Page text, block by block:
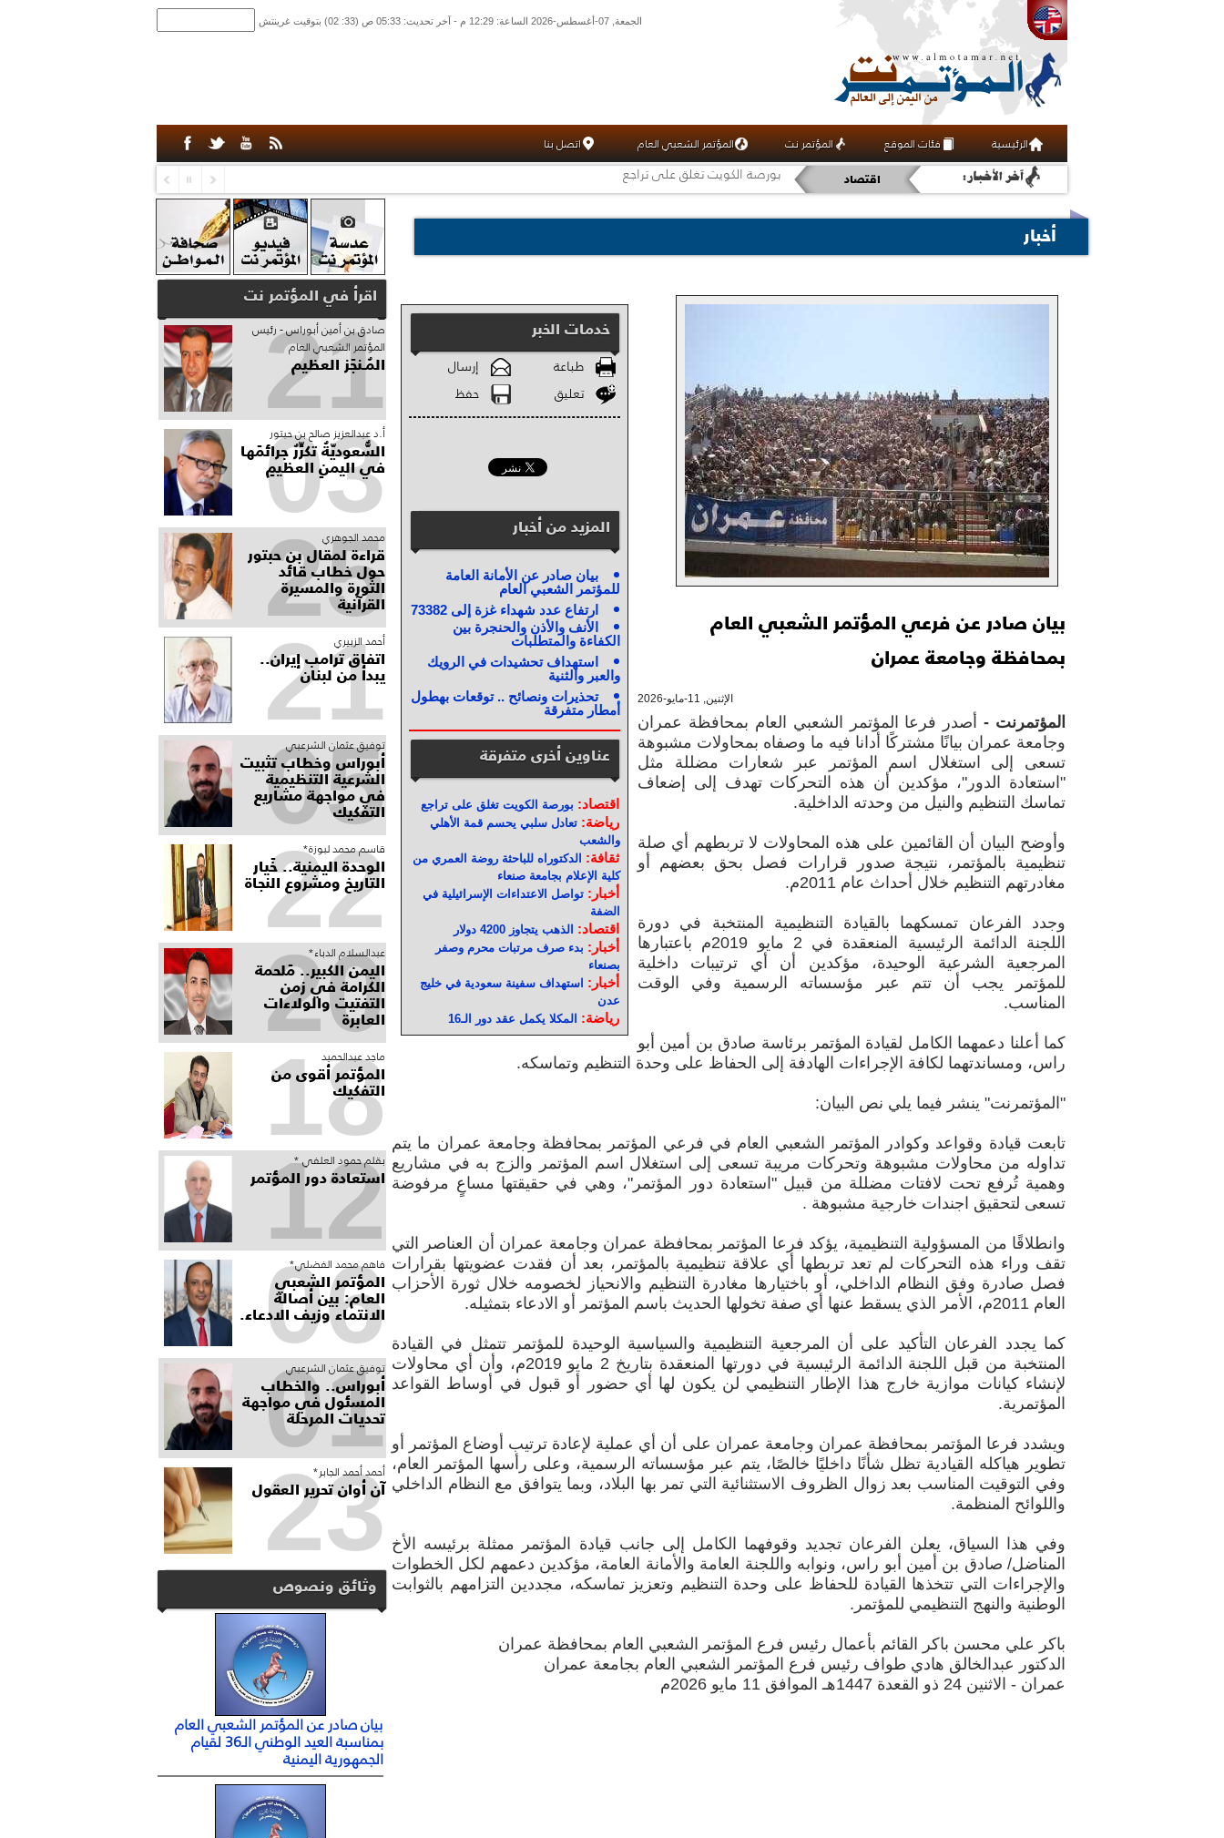
الجمعة, 07-أغسطس-2026 الساعة: 12:29 م - آخر تحديث: 05:33 ص (33: 02) بتوقيت غرينتش
الرئيسية فئات الموقع المؤتمر نت المؤتمر الشعبي العام اتصل بنا
رياضة
عربي ودولي
اقتصاد
بورصة الكويت تغلق على تراجع
أخبار
خدمات الخبر
طباعة
إرسال
تعليق
حفظ
المزيد من أخبار
بيان صادر عن الأمانة العامة
للمؤتمر الشعبي العام
ارتفاع عدد شهداء غزة إلى 73382
الأنف والأذن والحنجرة بين
الكفاءة والمتطلبات
استهداف تحشيدات في الرويك
والعبر والثنية
تحذيرات ونصائح .. توقعات بهطول
أمطار متفرقة
عناوين أخرى متفرقة
اقتصاد: بورصة الكويت تغلق على تراجع
رياضة:تعادل سلبي يحسم قمة الأهلي
والشعب
ثقافة: الدكتوراه للباحثة روضة العمري من
كلية الإعلام بجامعة صنعاء
أخبار:تواصل الاعتداءات الإسرائيلية في
الضفة
اقتصاد: الذهب يتجاوز 4200 دولار
أخبار: بدء صرف مرتبات محرم وصفر
بصنعاء
أخبار: استهداف سفينة سعودية في خليج
عدن
رياضة: المكلا يكمل عقد دور الـ16
بيان صادر عن فرعي المؤتمر الشعبي العام
بمحافظة وجامعة عمران
الإثنين, 11-مايو-2026
المؤتمرنت -
أصدر فرعا المؤتمر الشعبي العام بمحافظة عمران
وجامعة عمران بيانًا مشتركًا أدانا فيه ما وصفاه بمحاولات مشبوهة
تسعى إلى استغلال اسم المؤتمر عبر شعارات مضللة مثل
"استعادة الدور"، مؤكدين أن هذه التحركات تهدف إلى إضعاف
تماسك التنظيم والنيل من وحدته الداخلية.
وأوضح البيان أن القائمين على هذه المحاولات لا تربطهم أي صلة
تنظيمية بالمؤتمر، نتيجة صدور قرارات فصل بحق بعضهم أو
مغادرتهم التنظيم خلال أحداث عام 2011م.
وجدد الفرعان تمسكهما بالقيادة التنظيمية المنتخبة في دورة
اللجنة الدائمة الرئيسية المنعقدة في 2 مايو 2019م باعتبارها
المرجعية الشرعية الوحيدة، مؤكدين أن أي ترتيبات داخلية
للمؤتمر يجب أن تتم عبر مؤسساته الرسمية وفي الوقت
المناسب.
كما أعلنا دعمهما الكامل لقيادة المؤتمر برئاسة صادق بن أمين أبو
راس، ومساندتهما لكافة الإجراءات الهادفة إلى الحفاظ على وحدة التنظيم وتماسكه.
"المؤتمرنت" ينشر فيما يلي نص البيان:
تابعت قيادة وقواعد وكوادر المؤتمر الشعبي العام في فرعي المؤتمر بمحافظة وجامعة عمران ما يتم
تداوله من محاولات مشبوهة وتحركات مريبة تسعى إلى استغلال اسم المؤتمر والزج به في مشاريع
وهمية تُرفع تحت لافتات مضللة من قبيل "استعادة دور المؤتمر"، وهي في حقيقتها مساعٍ مرفوضة
تسعى لتحقيق اجندات خارجية مشبوهة .
وانطلاقًا من المسؤولية التنظيمية، يؤكد فرعا المؤتمر بمحافظة عمران وجامعة عمران أن العناصر التي
تقف وراء هذه التحركات لم تعد تربطها أي علاقة تنظيمية بالمؤتمر، بعد أن فقدت عضويتها بقرارات
فصل صادرة وفق النظام الداخلي، أو باختيارها مغادرة التنظيم والانحياز لخصومه خلال ثورة الأحزاب
العام 2011م، الأمر الذي يسقط عنها أي صفة تخولها الحديث باسم المؤتمر أو الادعاء بتمثيله.
كما يجدد الفرعان التأكيد على أن المرجعية التنظيمية والسياسية الوحيدة للمؤتمر تتمثل في القيادة
المنتخبة من قبل اللجنة الدائمة الرئيسية في دورتها المنعقدة بتاريخ 2 مايو 2019م، وأن أي محاولات
لإنشاء كيانات موازية خارج هذا الإطار التنظيمي لن يكون لها أي حضور أو قبول في أوساط القواعد
المؤتمرية.
ويشدد فرعا المؤتمر بمحافظة عمران وجامعة عمران على أن أي عملية لإعادة ترتيب أوضاع المؤتمر أو
تطوير هياكله القيادية تظل شأنًا داخليًا خالصًا، يتم عبر مؤسساته الرسمية، وعلى رأسها المؤتمر العام،
وفي التوقيت المناسب بعد زوال الظروف الاستثنائية التي تمر بها البلاد، وبما يتوافق مع النظام الداخلي
واللوائح المنظمة.
وفي هذا السياق، يعلن الفرعان تجديد وقوفهما الكامل إلى جانب قيادة المؤتمر ممثلة برئيسه الأخ
المناضل/ صادق بن أمين أبو راس، ونوابه واللجنة العامة والأمانة العامة، مؤكدين دعمهم لكل الخطوات
والإجراءات التي تتخذها القيادة للحفاظ على وحدة التنظيم وتعزيز تماسكه، مجددين التزامهم بالثوابت
الوطنية والنهج التنظيمي للمؤتمر.
باكر علي محسن باكر القائم بأعمال رئيس فرع المؤتمر الشعبي العام بمحافظة عمران
الدكتور عبدالخالق هادي طواف رئيس فرع المؤتمر الشعبي العام بجامعة عمران
عمران - الاثنين 24 ذو القعدة 1447هـ الموافق 11 مايو 2026م
اقرأ في المؤتمر نت
صادق‮ ‬بن‮ ‬أمين‮ ‬أبوراس - رئيس‮
‬المؤتمر‮ ‬الشعبي‮ ‬العام
المُـنجَز العظيم
21
أ.د عبدالعزيز صالح بن حبتور
السُّعوديّةُ تكرِّرُ جرائمَها
في اليمنِ العظيمِ
03
محمد الجوهري
قراءة لمقال بن حبتور
حول خطاب قائد
الثورة والمسيرة
القرآنية
25
أحمد الزبيري
اتفاق ترامب إيران..
يبدأ من لبنان
21
توفيق عثمان الشرعبي
أبوراس وخطاب تثبيت
الشرعية التنظيمية
في مواجهة مشاريع
التفكيك
05
قاسم محمد لبوزة*
الوحدة اليمنية.. خَيار
التاريخ ومشروع النجاة
22
عبدالسلام الدباء*
​اليمن الكبير.. مَلحمة
الكرامة في زمن
التفتيت والولاءات
العابرة
20
ماجد عبدالحميد
المؤتمر أقوى من
التفكيك
18
بقلم حمود العلفي *
استعادة دور المؤتمر
12
فاهم محمد الفضلي*
المؤتمر الشعبي
العام: بين أصالة
الانتماء وزيف الادعاء.
06
توفيق عثمان الشرعبي
أبوراس.. والخطاب
المسئول في مواجهة
تحديات المرحلة
01
أحمد أحمد الجابر*
آن أوان تحرير العقول
23
وثائق ونصوص
بيان صادر عن المؤتمر الشعبي العام
بمناسبة العيد الوطني الـ36 لقيام
الجمهورية اليمنية